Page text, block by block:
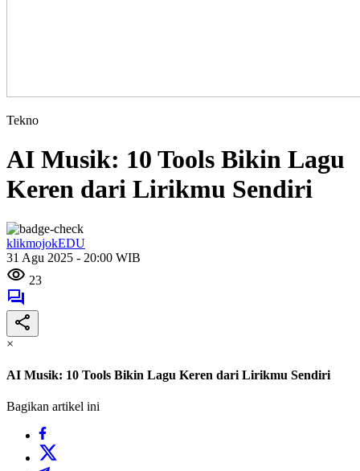
Tekno
AI Musik: 10 Tools Bikin Lagu
Keren dari Lirikmu Sendiri
klikmojokEDU
31 Agu 2025 - 20:00 WIB
23
×
AI Musik: 10 Tools Bikin Lagu Keren dari Lirikmu Sendiri
Bagikan artikel ini